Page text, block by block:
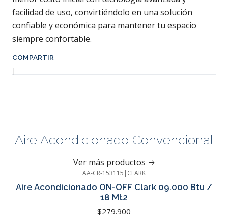
facilidad de uso, convirtiéndolo en una solución
confiable y económica para mantener tu espacio
siempre confortable.
COMPARTIR
|
Aire Acondicionado Convencional
Ver más productos
Cotizar
AA-CR-153115 | CLARK
Aire Acondicionado ON-OFF Clark 09.000 Btu /
18 Mt2
$279.900